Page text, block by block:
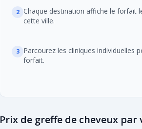
2 Chaque destination affiche le forfait
cette ville.
3 Parcourez les cliniques individuelles
forfait.
Prix de greffe de cheveux par